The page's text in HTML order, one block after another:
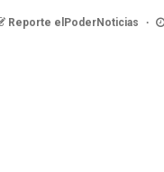
Reporte elPoderNoticias